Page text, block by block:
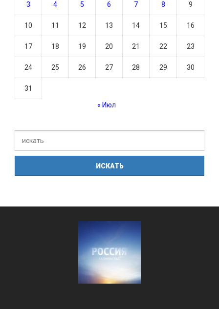
3 4 5 6 7 8 9
10 11 12 13 14 15 16
17 18 19 20 21 22 23
24 25 26 27 28 29 30
31
« Июл